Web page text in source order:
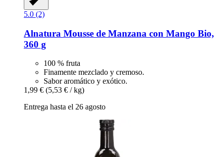
5.0 (2)
Alnatura Mousse de Manzana con Mango Bio,
360 g
100 % fruta
Finamente mezclado y cremoso.
Sabor aromático y exótico.
1,99 € (5,53 € / kg)
Entrega hasta el 26 agosto